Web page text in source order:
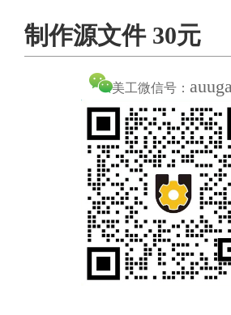
制作源文件 30元
美工微信号：